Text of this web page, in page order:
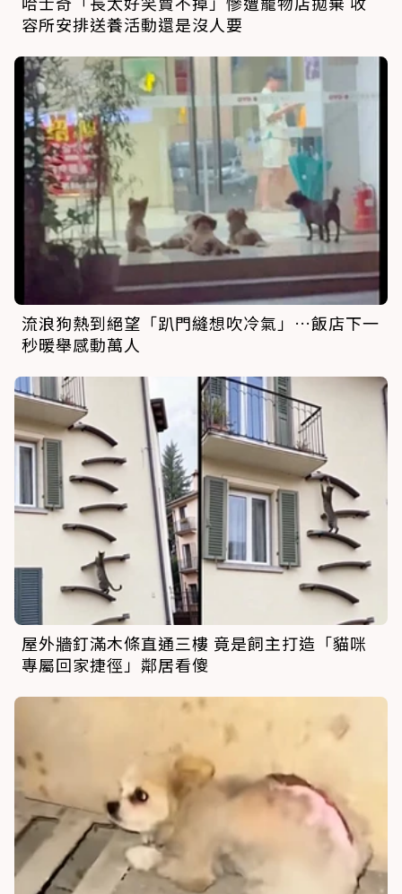
容所安排送養活動還是沒人要
流浪狗熱到絕望「趴門縫想吹冷氣」…飯店下一
秒暖舉感動萬人
屋外牆釘滿木條直通三樓 竟是飼主打造「貓咪
專屬回家捷徑」鄰居看傻